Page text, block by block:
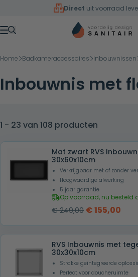
Overslaan naar inhoud
Direct uit voorraad
Menu
Home Badkameraccessoires Inbouwnissen
Inbouwnis met
1 - 23 van 108 producten
Mat zwart RVS
30x60x10cm
Verkrijgbaar met of zonder
Hoogwaardige afwerking
5 jaar garantie
Op voorraad, nu besteld
€249,00
was:
€ 249,00.
€155,00
is:
€
RVS Inbouwnis met
30x30x10cm
Strakke geïntegreerde
Perfect voor doucheruimte